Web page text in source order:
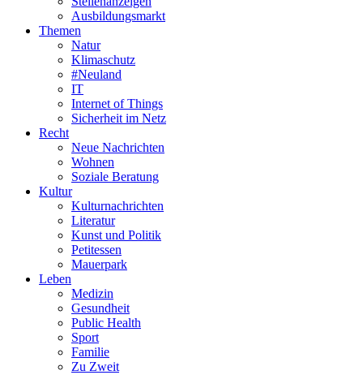
Ausbildungsmarkt
Themen
Natur
Klimaschutz
#Neuland
IT
Internet of Things
Sicherheit im Netz
Recht
Neue Nachrichten
Wohnen
Soziale Beratung
Kultur
Kulturnachrichten
Literatur
Kunst und Politik
Petitessen
Mauerpark
Leben
Medizin
Gesundheit
Public Health
Sport
Familie
Zu Zweit